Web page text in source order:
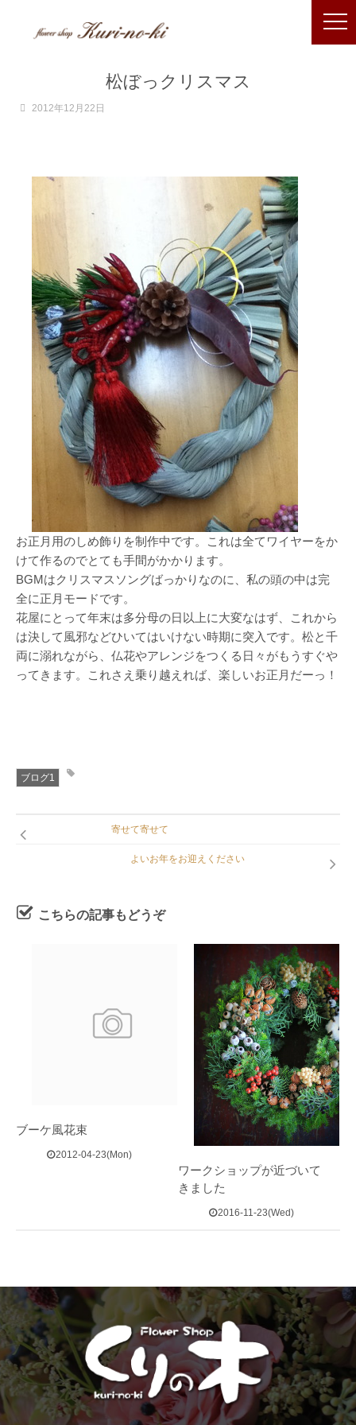
松ぼっクリスマス
2012年12月22日
お正月用のしめ飾りを制作中です。これは全てワイヤーをか
けて作るのでとても手間がかかります。
BGMはクリスマスソングばっかりなのに、私の頭の中は完
全に正月モードです。
花屋にとって年末は多分母の日以上に大変なはず、これから
は決して風邪などひいてはいけない時期に突入です。松と千
両に溺れながら、仏花やアレンジをつくる日々がもうすぐや
ってきます。これさえ乗り越えれば、楽しいお正月だーっ！
ブログ1
寄せて寄せて
よいお年をお迎えください
こちらの記事もどうぞ
ブーケ風花束
2012-04-23(Mon)
ワークショップが近づいて
きました
2016-11-23(Wed)